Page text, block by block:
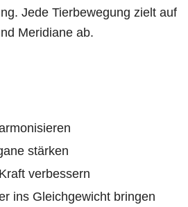
Jede Tierbewegung zielt auf
Meridiane ab.
stärken
verbessern
ins Gleichgewicht bringen